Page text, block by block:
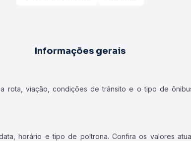
Informações gerais
viação, condições de trânsito e o tipo de
horário e tipo de poltrona. Confira os valores